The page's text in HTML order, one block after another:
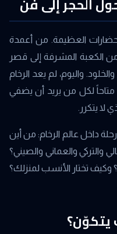
العظيمة. من أعمدة
ومن الكعبة المشرفة إلى قصر
واليوم، لم يعد الرخام
متاحاً لكل من يريد أن يضفي
لا يتكرر.
داخل عالم الرخام: من أين
والتركي والعماني والصيني؟
وكيف تختار الأنسب لمنزلك؟
يتكوّن؟